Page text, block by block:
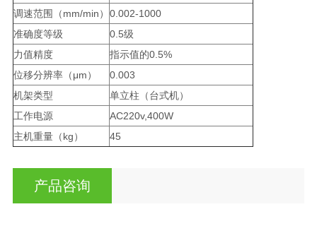
调速范围（mm/min） 0.002-1000
准确度等级
0.5级
力值精度
指示值的0.5%
位移分辨率（μm）
0.003
机架类型
单立柱（台式机）
工作电源
AC220v,400W
主机重量（kg）
45
产品咨询